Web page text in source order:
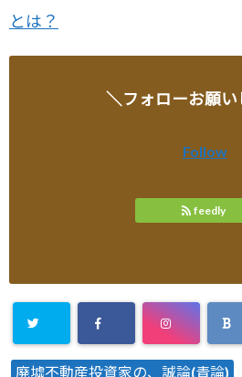
とは？
＼フォローお願い
Follow
feedly
廃墟不動産投資家の、誠論(青論)